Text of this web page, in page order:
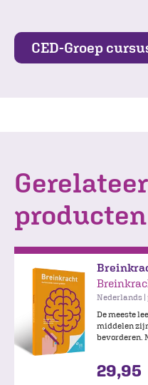
CED-Groep
producten
Nederlands |
De meeste
middelen
bevorderen.
mee in de
Daarnaast
29,95